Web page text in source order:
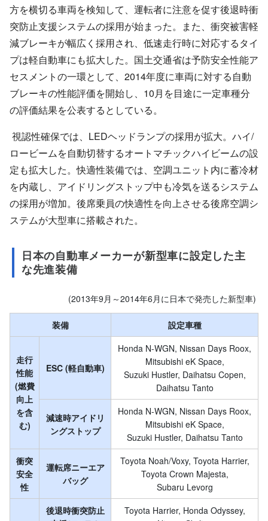
方を横切る車両を検知して、運転者に注意を促す後退時衝
突防止支援システムの採用が始まった。また、衝突被害軽
減ブレーキが幅広く採用され、低速走行時に対応するタイ
プは軽自動車にも拡大した。国土交通省は予防安全性能ア
セスメントの一環として、2014年度に車両に対する自動
ブレーキの性能評価を開始し、10月を目途に一定車種分
の評価結果を公表するとしている。
視認性確保では、LEDヘッドランプの採用が拡大。ハイ/
ロービームを自動切替するオートマチックハイビームの設
定も拡大した。快適性装備では、空調ユニット内に蓄冷材
を内蔵し、アイドリングストップ中も冷気を送るシステム
の採用が増加。後席乗員の快適性を向上させる後席空調シ
ステムが大型車に搭載された。
日本の自動車メーカーが新型車に設定した主
な先進装備
(2013年9月～2014年6月に日本で発売した新型車)
装備 設定車種
走行
性能
(燃費
向上
を含
む)
ESC (軽自動車)
Honda N-WGN, Nissan Days Roox,
Mitsubishi eK Space,
Suzuki Hustler, Daihatsu Copen,
Daihatsu Tanto
減速時アイドリ
ングストップ
Honda N-WGN, Nissan Days Roox,
Mitsubishi eK Space,
Suzuki Hustler, Daihatsu Tanto
衝突
安全
性
運転席ニーエア
バッグ
Toyota Noah/Voxy, Toyota Harrier,
Toyota Crown Majesta,
Subaru Levorg
後退時衝突防止
Toyota Harrier, Honda Odyssey,